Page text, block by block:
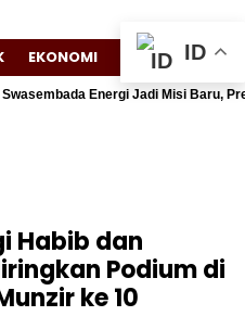
EKONOMI ENTERTAINMENT
Energi Jadi Misi Baru,
Habib dan
Podium di
ke 10
ID